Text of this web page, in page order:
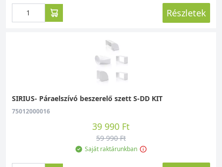
Részletek
SIRIUS- Páraelszívó beszerelő szett S-DD KIT
75012000016
39 990 Ft
59 990 Ft
Saját raktárunkban